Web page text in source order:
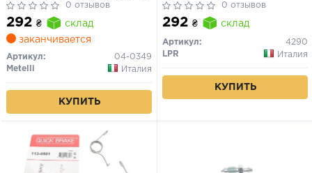
96/Skoda Octavia 96-10/VW
Caddy/Golf/Passat B3/B4 82-
99
0 отзывов
292 ₴
склад
заканчивается
Артикул:
04-0349
Metelli
Италия
КУПИТЬ
80/CADDY/GOLF/POLO (пр-
во LPR)
0 отзывов
292 ₴ склад
Артикул:
4290
LPR
Италия
КУПИТЬ